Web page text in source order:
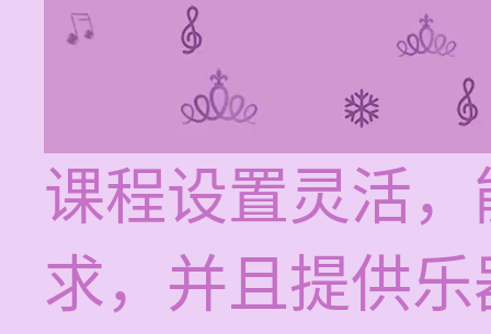
课程设置灵活
求，并且提供